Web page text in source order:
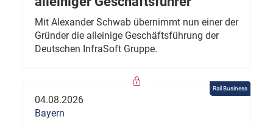
Mit Alexander Schwab übernimmt nun einer der
Gründer die alleinige Geschäftsführung der
Deutschen InfraSoft Gruppe.
Rail Business
04.08.2026
Bayern